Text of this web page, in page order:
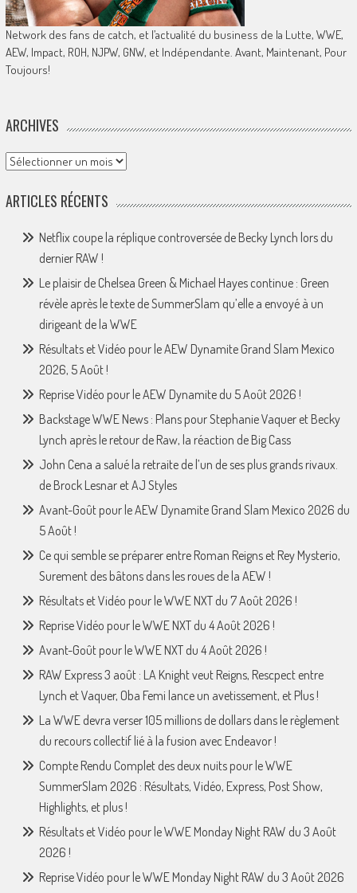
Network des fans de catch, et l’actualité du business de la Lutte, WWE,
AEW, Impact, ROH, NJPW, GNW, et Indépendante. Avant, Maintenant, Pour
Toujours!
ARCHIVES
Archives
ARTICLES RÉCENTS
Netflix coupe la réplique controversée de Becky Lynch lors du
dernier RAW !
Le plaisir de Chelsea Green & Michael Hayes continue : Green
révèle après le texte de SummerSlam qu’elle a envoyé à un
dirigeant de la WWE
Résultats et Vidéo pour le AEW Dynamite Grand Slam Mexico
2026, 5 Août !
Reprise Vidéo pour le AEW Dynamite du 5 Août 2026 !
Backstage WWE News : Plans pour Stephanie Vaquer et Becky
Lynch après le retour de Raw, la réaction de Big Cass
John Cena a salué la retraite de l’un de ses plus grands rivaux.
de Brock Lesnar et AJ Styles
Avant-Goût pour le AEW Dynamite Grand Slam Mexico 2026 du
5 Août !
Ce qui semble se préparer entre Roman Reigns et Rey Mysterio,
Surement des bâtons dans les roues de la AEW !
Résultats et Vidéo pour le WWE NXT du 7 Août 2026 !
Reprise Vidéo pour le WWE NXT du 4 Août 2026 !
Avant-Goût pour le WWE NXT du 4 Août 2026 !
RAW Express 3 août : LA Knight veut Reigns, Rescpect entre
Lynch et Vaquer, Oba Femi lance un avetissement, et Plus !
La WWE devra verser 105 millions de dollars dans le règlement
du recours collectif lié à la fusion avec Endeavor !
Compte Rendu Complet des deux nuits pour le WWE
SummerSlam 2026 : Résultats, Vidéo, Express, Post Show,
Highlights, et plus !
Résultats et Vidéo pour le WWE Monday Night RAW du 3 Août
2026 !
Reprise Vidéo pour le WWE Monday Night RAW du 3 Août 2026